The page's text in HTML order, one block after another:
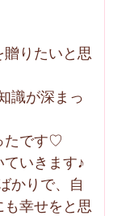
贈りたいと思
識が深まっ
たです♡
いきます♪
かりで、自
幸せをと思